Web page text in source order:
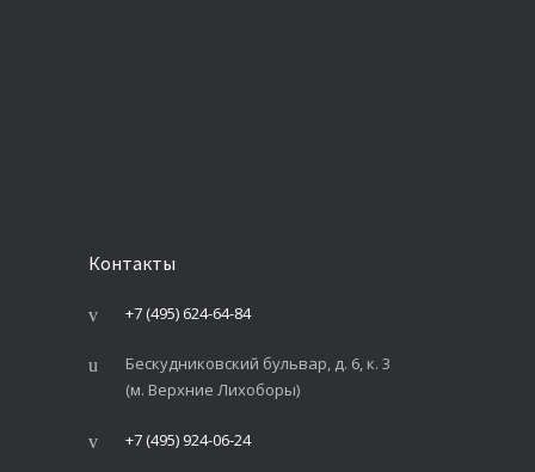
Контакты
+7 (495) 624-64-84
Бескудниковский бульвар, д. 6, к. 3
(м. Верхние Лихоборы)
+7 (495) 924-06-24